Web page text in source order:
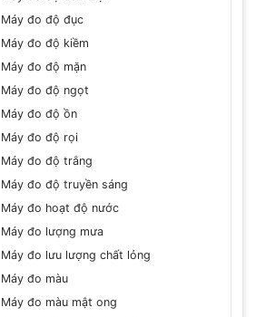
Máy đo độ đục
Máy đo độ kiềm
Máy đo độ mặn
Máy đo độ ngọt
Máy đo độ ồn
Máy đo độ rọi
Máy đo độ trắng
Máy đo độ truyền sáng
Máy đo hoạt độ nước
Máy đo lượng mưa
Máy đo lưu lượng chất lỏng
Máy đo màu
Máy đo màu mật ong